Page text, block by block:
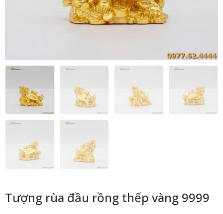
Tượng rùa đầu rồng thếp vàng 9999